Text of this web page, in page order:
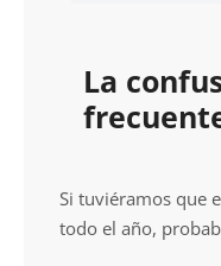
La
Si tuviéramos que
todo el año,